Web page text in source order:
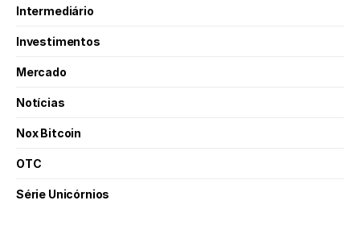
Intermediário
Investimentos
Mercado
Notícias
Nox Bitcoin
OTC
Série Unicórnios